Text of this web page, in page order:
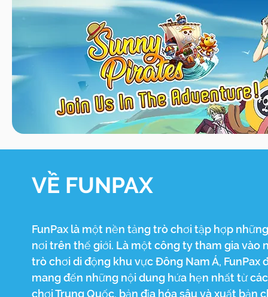
VỀ FUNPAX
FunPax là một nền tảng trò chơi tập hợp
nơi trên thế giới. Là một công ty tham gia vào
trò chơi di động khu vực Đông Nam Á, FunPax
mang đến những nội dung hứa hẹn nhất từ
chơi Trung Quốc, bản địa hóa sâu và xuất bản